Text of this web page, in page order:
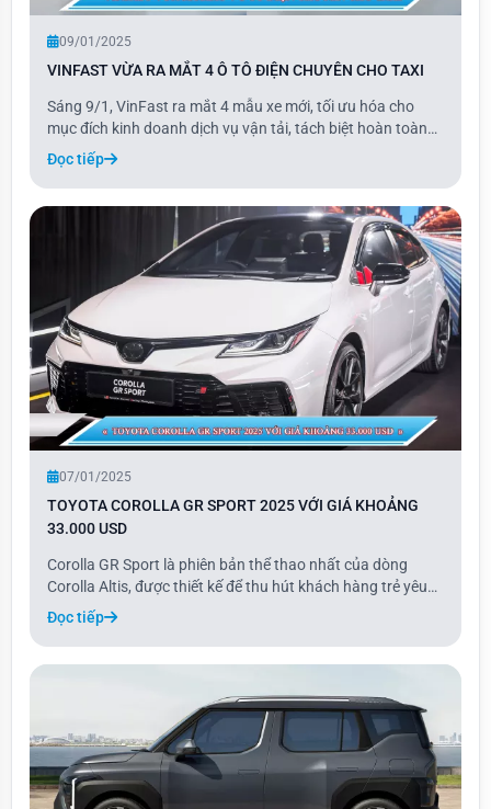
09/01/2025
VINFAST VỪA RA MẮT 4 Ô TÔ ĐIỆN CHUYÊN CHO TAXI
Sáng 9/1, VinFast ra mắt 4 mẫu xe mới, tối ưu hóa cho
mục đích kinh doanh dịch vụ vận tải, tách biệt hoàn toàn
với các dòng xe cá nhân. Hai mẫu xe hoàn toàn mới gồm
Minio Green thuộc phân khúc minicar và Limo Green thuộc
phân khúc MPV 7 chỗ.
Đọc tiếp
07/01/2025
TOYOTA COROLLA GR SPORT 2025 VỚI GIÁ KHOẢNG
33.000 USD
Corolla GR Sport là phiên bản thể thao nhất của dòng
Corolla Altis, được thiết kế để thu hút khách hàng trẻ yêu
thích cảm giác lái. Với những tinh chỉnh nhẹ về thiết kế, cải
tiến hệ thống treo và hiệu chỉnh ECU, Corolla GR Sport
không chỉ mang vẻ ngoài th
Đọc tiếp